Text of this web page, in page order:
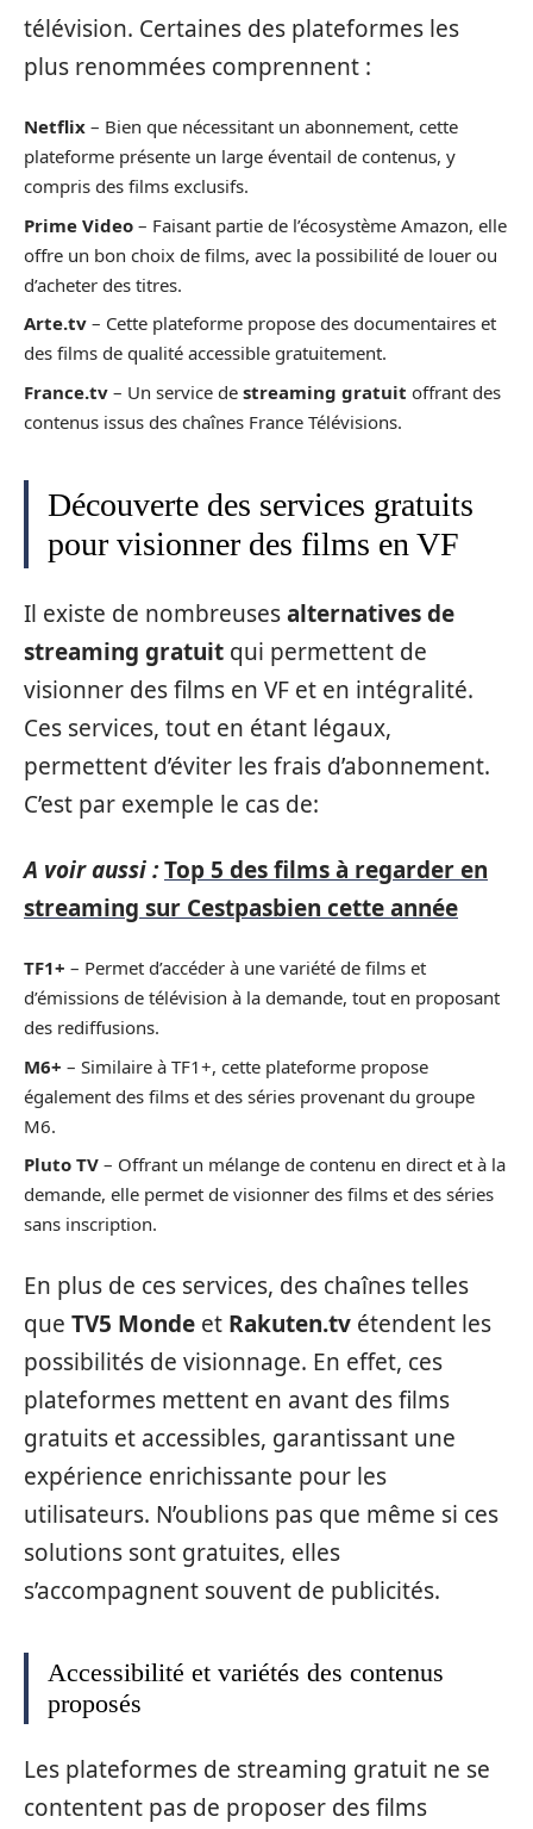
télévision. Certaines des plateformes les
plus renommées comprennent :
Netflix – Bien que nécessitant un abonnement, cette
plateforme présente un large éventail de contenus, y
compris des films exclusifs.
Prime Video – Faisant partie de l’écosystème Amazon, elle
offre un bon choix de films, avec la possibilité de louer ou
d’acheter des titres.
Arte.tv – Cette plateforme propose des documentaires et
des films de qualité accessible gratuitement.
France.tv – Un service de streaming gratuit offrant des
contenus issus des chaînes France Télévisions.
Découverte des services gratuits
pour visionner des films en VF
Il existe de nombreusesalternatives de
streaming gratuit qui permettent de
visionner des films en VF et en intégralité.
Ces services, tout en étant légaux,
permettent d’éviter les frais d’abonnement.
C’est par exemple le cas de:
A voir aussi :Top 5 des films à regarder en
streaming sur Cestpasbien cette année
TF1+ – Permet d’accéder à une variété de films et
d’émissions de télévision à la demande, tout en proposant
des rediffusions.
M6+ – Similaire à TF1+, cette plateforme propose
également des films et des séries provenant du groupe
M6.
Pluto TV – Offrant un mélange de contenu en direct et à la
demande, elle permet de visionner des films et des séries
sans inscription.
En plus de ces services, des chaînes telles
que TV5 Monde et Rakuten.tv étendent les
possibilités de visionnage. En effet, ces
plateformes mettent en avant des films
gratuits et accessibles, garantissant une
expérience enrichissante pour les
utilisateurs. N’oublions pas que même si ces
solutions sont gratuites, elles
s’accompagnent souvent de publicités.
Accessibilité et variétés des contenus
proposés
Les plateformes de streaming gratuit ne se
contentent pas de proposer des films